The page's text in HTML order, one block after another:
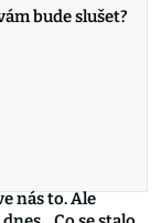
bude slušet?
nás to. Ale